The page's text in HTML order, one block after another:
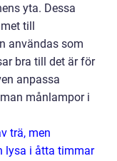
yta. Dessa
till
användas som
bra till det är för
anpassa
månlampor i
trä, men
lysa i åtta timmar